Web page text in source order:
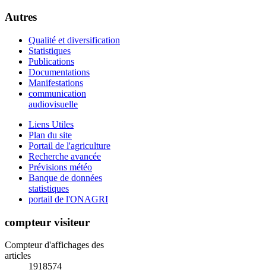
Autres
Qualité et diversification
Statistiques
Publications
Documentations
Manifestations
communication
audiovisuelle
Liens Utiles
Plan du site
Portail de l'agriculture
Recherche avancée
Prévisions météo
Banque de données
statistiques
portail de l'ONAGRI
compteur visiteur
Compteur d'affichages des
articles
1918574